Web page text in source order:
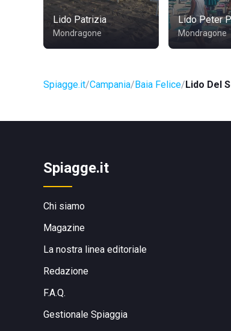
Lido Patrizia
Mondragone
Lido Peter
Mondragone
Spiagge.it Campania Baia Felice Lido Del
Spiagge.it
Chi siamo
Magazine
La nostra linea editoriale
Redazione
F.A.Q.
Gestionale Spiaggia